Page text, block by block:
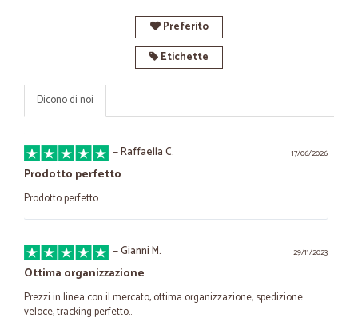
Preferito
Etichette
Dicono di noi
17/06/2026
—Raffaella C.
Prodotto perfetto
Prodotto perfetto
29/11/2023
—Gianni M.
Ottima organizzazione
Prezzi in linea con il mercato, ottima organizzazione, spedizione
veloce, tracking perfetto..